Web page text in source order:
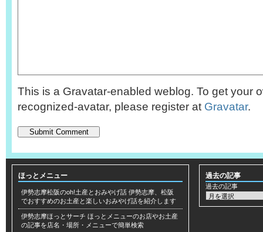
This is a Gravatar-enabled weblog. To get your
recognized-avatar, please register at Gravatar.
ほっとメニュー
伊勢志摩松阪のoh!土産とおみやげ話 伊勢志摩、松阪
でおすすめのお土産と楽しいおみやげ話を紹介します
伊勢志摩ほっとサーチ ほっとメニューのお店やお土産
の記事を店名・場所・メニューで簡単検索
過去の記事
過去の記事